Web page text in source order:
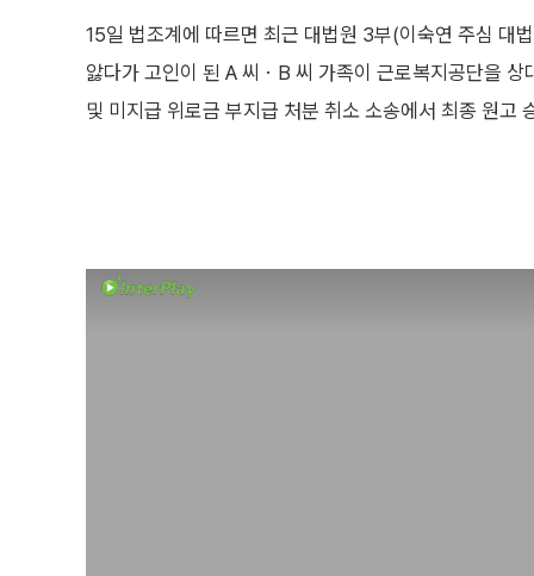
15일 법조계에 따르면 최근 대법원 3부(이숙연 주심 대
앓다가 고인이 된 A 씨ㆍB 씨 가족이 근로복지공단을 상
및 미지급 위로금 부지급 처분 취소 소송에서 최종 원고